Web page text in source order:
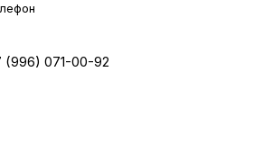
(996) 071-00-92